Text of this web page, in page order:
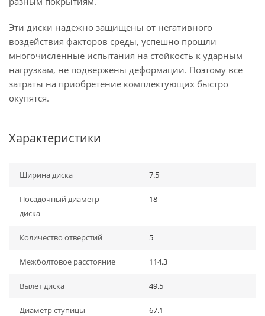
Эти диски надежно защищены от негативного
воздействия факторов среды, успешно прошли
многочисленные испытания на стойкость к ударным
нагрузкам, не подвержены деформации. Поэтому все
затраты на приобретение комплектующих быстро
окупятся.
Характеристики
Ширина диска 7.5
Посадочный диаметр
диска
18
Количество отверстий 5
Межболтовое расстояние 114.3
Вылет диска 49.5
Диаметр ступицы 67.1